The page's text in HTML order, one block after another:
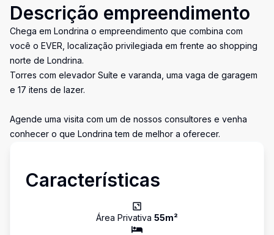
Descrição empreendimento
Chega em Londrina o empreendimento que combina com
você o EVER, localização privilegiada em frente ao shopping
norte de Londrina.
Torres com elevador Suíte e varanda, uma vaga de garagem
e 17 itens de lazer.
Agende uma visita com um de nossos consultores e venha
conhecer o que Londrina tem de melhor a oferecer.
Características
Área Privativa 55m²